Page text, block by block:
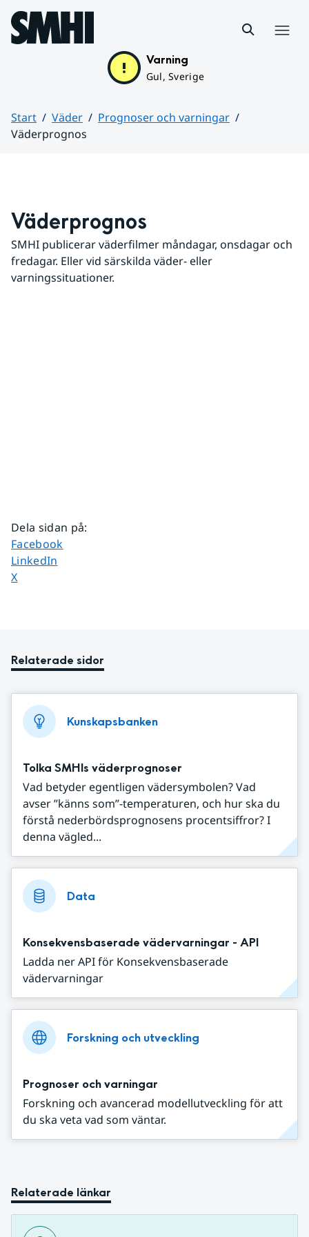
Hoppa till sidans innehåll
Varning
Gul, Sverige
Start Väder
Prognoser och varningar
Väderprognos
Väderprognos
SMHI publicerar väderfilmer måndagar, onsdagar och
fredagar. Eller vid särskilda väder- eller
varningssituationer.
Dela sidan på:
Dela sidan på
Facebook
Dela sidan på
LinkedIn
Dela sidan på
X
Relaterade sidor
Kunskapsbanken
Tolka SMHIs väderprognoser
Vad betyder egentligen vädersymbolen? Vad
avser ”känns som”-temperaturen, och hur ska du
förstå nederbördsprognosens procentsiffror? I
denna vägled...
Data
Konsekvensbaserade vädervarningar - API
Ladda ner API för Konsekvensbaserade
vädervarningar
Forskning och utveckling
Prognoser och varningar
Forskning och avancerad modellutveckling för att
du ska veta vad som väntar.
Relaterade länkar